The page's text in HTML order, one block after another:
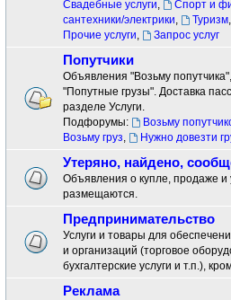
Свадебные услуги, Спорт и
сантехники/электрики, Туризм,
Прочие услуги, Запрос услуг
Попутчики
Объявления "Возьму
"Попутные грузы". Доставка
разделе Услуги.
Подфорумы:
Возьму
Возьму груз, Нужно довезти
Утеряно, найдено,
Объявления о купле, продаже и
размещаются.
Предпринимательство
Услуги и товары для
и организаций (торговое
бухгалтерские услуги и т.п.),
Реклама